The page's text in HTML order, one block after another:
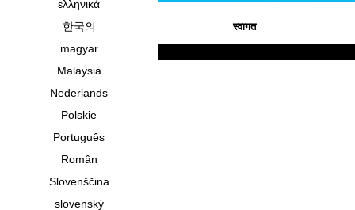
ελληνικά
한국의
magyar
Malaysia
Nederlands
Polskie
Português
Român
Slovenščina
slovenský
स्वागत